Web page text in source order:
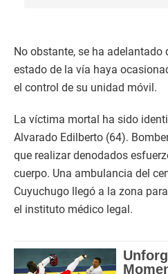
No obstante, se ha adelantado
estado de la vía haya
el control de su unidad móvil.
La víctima mortal ha sido
Alvarado Edilberto (64).
que realizar denodados
cuerpo. Una ambulancia del
Cuyuchugo llegó a la zona
el instituto médico legal.